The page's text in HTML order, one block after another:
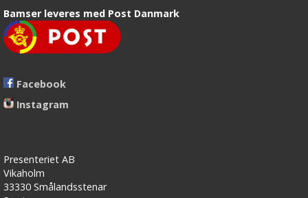
Bamser leveres med Post Danmark
Facebook
Instagram
Presenteriet AB
Vikaholm
33330 Smålandsstenar